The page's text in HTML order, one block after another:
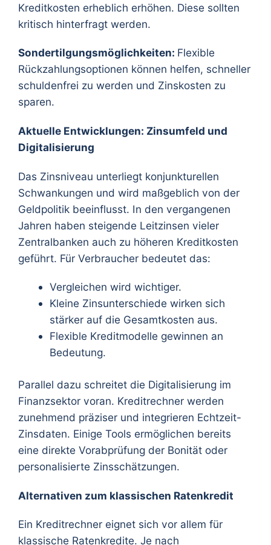
Kreditkosten erheblich erhöhen. Diese sollten
kritisch hinterfragt werden.
Sondertilgungsmöglichkeiten: Flexible
Rückzahlungsoptionen können helfen, schneller
schuldenfrei zu werden und Zinskosten zu
sparen.
Aktuelle Entwicklungen: Zinsumfeld und
Digitalisierung
Das Zinsniveau unterliegt konjunkturellen
Schwankungen und wird maßgeblich von der
Geldpolitik beeinflusst. In den vergangenen
Jahren haben steigende Leitzinsen vieler
Zentralbanken auch zu höheren Kreditkosten
geführt. Für Verbraucher bedeutet das:
Vergleichen wird wichtiger.
Kleine Zinsunterschiede wirken sich
stärker auf die Gesamtkosten aus.
Flexible Kreditmodelle gewinnen an
Bedeutung.
Parallel dazu schreitet die Digitalisierung im
Finanzsektor voran. Kreditrechner werden
zunehmend präziser und integrieren Echtzeit-
Zinsdaten. Einige Tools ermöglichen bereits
eine direkte Vorabprüfung der Bonität oder
personalisierte Zinsschätzungen.
Alternativen zum klassischen Ratenkredit
Ein Kreditrechner eignet sich vor allem für
klassische Ratenkredite. Je nach